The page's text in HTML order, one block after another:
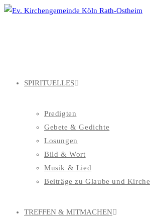
Zum
SPIRITUELLES
Predigten
Gebete & Gedichte
Losungen
Bild & Wort
Musik & Lied
Beiträge zu Glaube und Kirche
TREFFEN & MITMACHEN